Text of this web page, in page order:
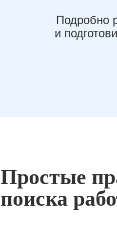
Подробно
и
Простые
поиска